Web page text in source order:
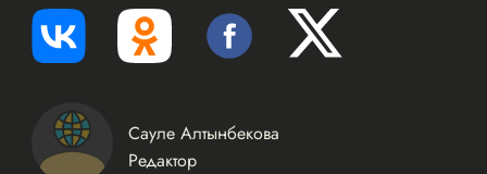
Сауле Алтынбекова
Редактор